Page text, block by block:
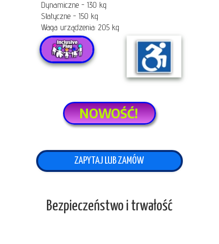
Bezpieczeństwo i trwałość
NOWOŚĆ!
Dynamiczne - 130 kg
Statyczne - 150 kg
Waga urządzenia: 205 kg
ZAPYTAJ LUB ZAMÓW